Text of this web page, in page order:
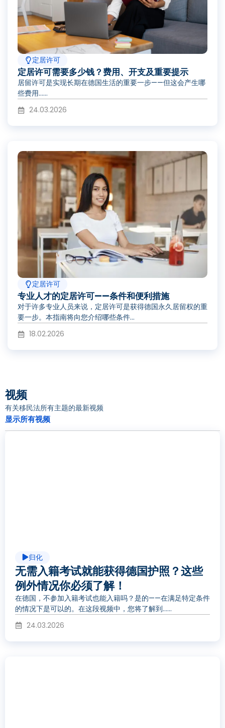
定居许可
定居许可需要多少钱？费用、开支及重要提示
居留许可是实现长期在德国生活的重要一步——但这会产生哪
些费用……
24.03.2026
定居许可
专业人才的定居许可——条件和便利措施
对于许多专业人员来说，定居许可是获得德国永久居留权的重
要一步。本指南将向您介绍哪些条件...
18.02.2026
视频
有关移民法所有主题的最新视频
显示所有视频
频
归化
无需入籍考试就能获得德国护照？这些
例外情况你必须了解！
在德国，不参加入籍考试也能入籍吗？是的——在满足特定条件
的情况下是可以的。在这段视频中，您将了解到……
24.03.2026